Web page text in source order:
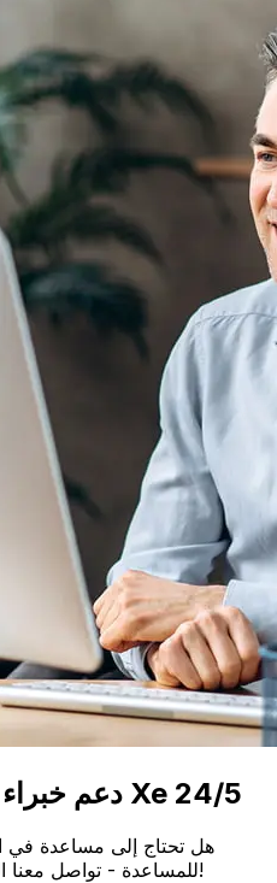
دعم خبراء النقل العالمي للخبراء Xe 24/5
هل تحتاج إلى مساعدة في
للمساعدة - تواصل معنا اليوم للحصول على دعم مخصص!